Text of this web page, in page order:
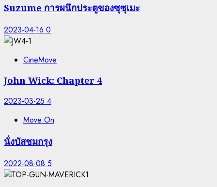
Suzume การผนึกประตูของซุซุเมะ
2023-04-16 0
CineMove
John Wick: Chapter 4
2023-03-25 4
Move On
นั่งบัสชมกรุง
2022-08-08 5